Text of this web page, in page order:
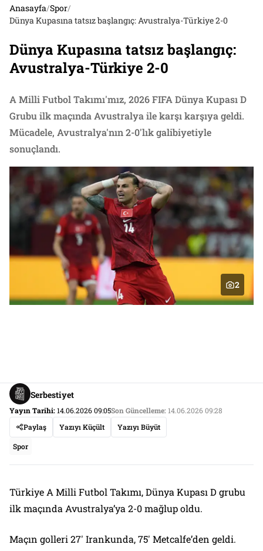
Anasayfa/Spor/
Dünya Kupasına tatsız başlangıç: Avustralya-Türkiye 2-0
Dünya Kupasına tatsız başlangıç:
Avustralya-Türkiye 2-0
A Milli Futbol Takımı'mız, 2026 FIFA Dünya Kupası D
Grubu ilk maçında Avustralya ile karşı karşıya geldi.
Mücadele, Avustralya'nın 2-0'lık galibiyetiyle
sonuçlandı.
2
Serbestiyet
Yayın Tarihi:14.06.2026 09:05Son Güncelleme:14.06.2026 09:28
Paylaş
Yazıyı Küçült Yazıyı Büyüt
Spor
Türkiye A Milli Futbol Takımı, Dünya Kupası D grubu
ilk maçında Avustralya’ya 2-0 mağlup oldu.
Maçın golleri 27′ Irankunda, 75′ Metcalfe’den geldi.